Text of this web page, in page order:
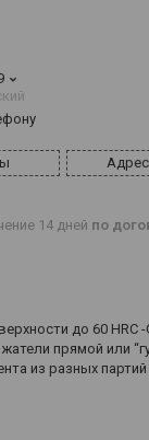
14 дней по
до 60
прямой или
из разных партий